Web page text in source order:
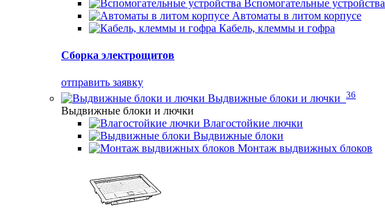
Вспомогательные устройства
Автоматы в литом корпусе
Кабель, клеммы и гофра
Сборка электрощитов
отправить заявку
Выдвижные блоки и лючки 36
Выдвижные блоки и лючки
Влагостойкие лючки
Выдвижные блоки
Монтаж выдвижных блоков